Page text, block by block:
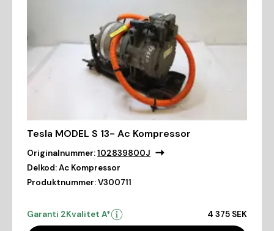
Tesla MODEL S 13- Ac Kompressor
Originalnummer:102839800J
Delkod:Ac Kompressor
Produktnummer:V300711
Garanti 2Kvalitet A* 4 375 SEK